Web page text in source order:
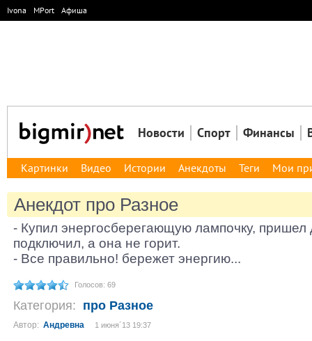
Ivona MPort Афиша
Новости Спорт Финансы
Картинки Видео Истории Анекдоты Теги Мои
Анекдот про Разное
- Купил энергосберегающую лампочку, пришел
подключил, а она не горит.
- Все правильно! бережет энергию...
Голосов: 69
Категория: про Разное
Автор: Андревна 1 июня´13 19:37